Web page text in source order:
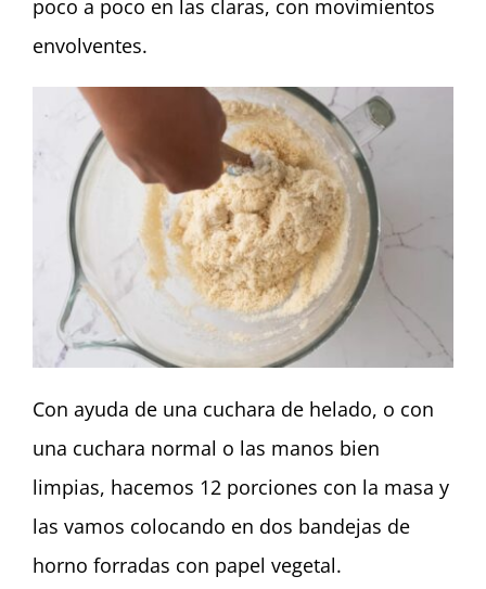
poco a poco en las claras, con movimientos
envolventes.
Con ayuda de una cuchara de helado, o con
una cuchara normal o las manos bien
limpias, hacemos 12 porciones con la masa y
las vamos colocando en dos bandejas de
horno forradas con papel vegetal.